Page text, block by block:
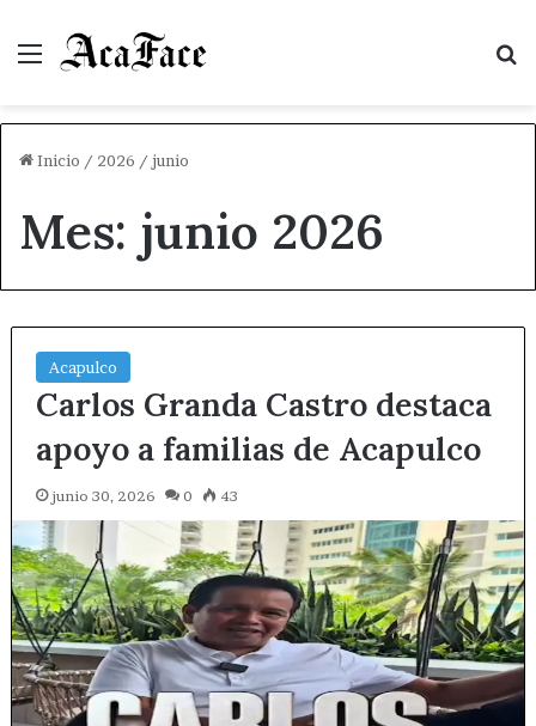
Menú
Inicio / 2026 / junio
Mes: junio 2026
Acapulco
Carlos Granda Castro destaca
apoyo a familias de Acapulco
junio 30, 2026 0 43